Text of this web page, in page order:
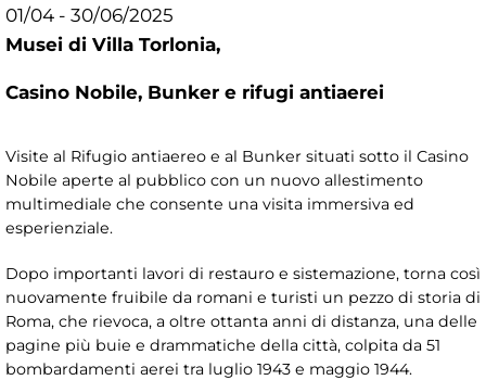
01/04 - 30/06/2025
Musei di Villa Torlonia,
Casino Nobile, Bunker e rifugi antiaerei
Visite al Rifugio antiaereo e al Bunker situati sotto il Casino
Nobile aperte al pubblico con un nuovo allestimento
multimediale che consente una visita immersiva ed
esperienziale.
Dopo importanti lavori di restauro e sistemazione, torna così
nuovamente fruibile da romani e turisti un pezzo di storia di
Roma, che rievoca, a oltre ottanta anni di distanza, una delle
pagine più buie e drammatiche della città, colpita da 51
bombardamenti aerei tra luglio 1943 e maggio 1944.